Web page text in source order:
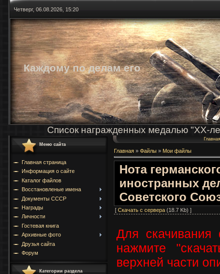
Четверг, 06.08.2026, 15:20
Каждому по делам его
Список награжденных медалью "ХХ-
Меню сайта
Главная страница
Информация о сайте
Каталог файлов
Восстановленые имена
Документы СССР
Награды
Личности
Гостевая книга
Архивные фото
Друзья сайта
Форум
Категории раздела
Главная
Главная » Файлы » Мои файлы
Нота
иностранных
Советского
[ Скачать с сервера (18.7 Kb) ]
Для
нажмите
верхней части